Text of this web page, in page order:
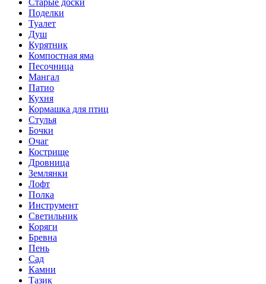
Поделки
Туалет
Душ
Курятник
Компостная яма
Песочница
Мангал
Патио
Кухня
Кормашка для птиц
Стулья
Бочки
Очаг
Кострище
Дровница
Землянки
Лофт
Полка
Инструмент
Светильник
Коряги
Бревна
Пень
Сад
Камни
Тазик